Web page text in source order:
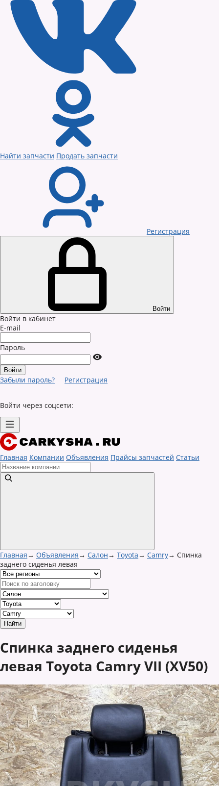
Найти запчасти Продать запчасти
Регистрация
Войти
Войти в кабинет
E-mail
Пароль
Забыли пароль? Регистрация
Войти через соцсети:
Главная Компании Объявления Прайсы запчастей Статьи
Главная→ Объявления→ Салон→ Toyota→ Camry→ Спинка
заднего сиденья левая
Спинка заднего сиденья
левая Toyota Camry VII (XV50)